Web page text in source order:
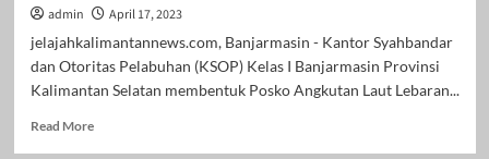
admin
April 17, 2023
jelajahkalimantannews.com, Banjarmasin - Kantor Syahbandar
dan Otoritas Pelabuhan (KSOP) Kelas I Banjarmasin Provinsi
Kalimantan Selatan membentuk Posko Angkutan Laut Lebaran...
Read MoreRead